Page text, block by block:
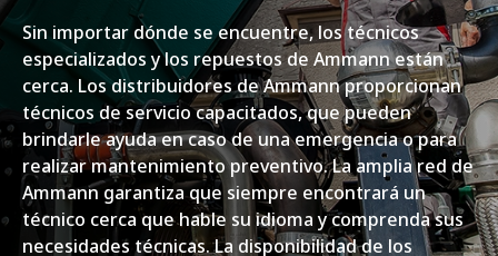
Sin importar dónde se encuentre, los técnicos
especializados y los repuestos de Ammann están
cerca. Los distribuidores de Ammann proporcionan
técnicos de servicio capacitados, que pueden
brindarle ayuda en caso de una emergencia o para
realizar mantenimiento preventivo. La amplia red de
Ammann garantiza que siempre encontrará un
técnico cerca que hable su idioma y comprenda sus
necesidades técnicas. La disponibilidad de los